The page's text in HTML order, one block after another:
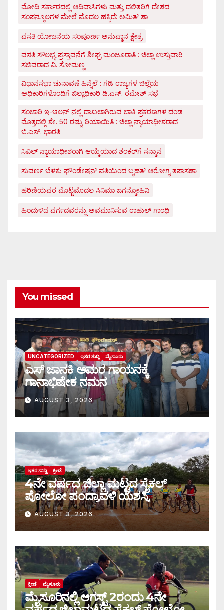
ಮೋದಿ ಸರ್ಕಾರದಲ್ಲಿ ಆದಿವಾಸಿಗಳು ಮತ್ತು ದಲಿತರಿಗೆ ದೇಶದ
ಸಂಪನ್ಮೂಲಗಳ ಮೇಲೆ ಮೊದಲ ಹಕ್ಕಿದೆ: ಅಮಿತ್ ಶಾ
ವಸತಿ ಯೋಜನೆಯ ಸಂಪೂರ್ಣ ಅನುಷ್ಠಾನ ಕ್ಷೇತ್ರ
ವಸತಿ ಸೌಲಭ್ಯ ಪ್ರಸ್ತಾವನೆಗೆ ಶೀಘ್ರ ಮಂಜೂರಾತಿ : ಜಿಲ್ಲಾ ಉಸ್ತುವಾರಿ
ಸಚಿವರಾದ ವಿ. ಸೋಮಣ್ಣ
ವಿಧಾನಸಭಾ ಚುನಾವಣೆ ಹಿನ್ನೆಲೆ : ಗಡಿ ರಾಜ್ಯಗಳ ಜಿಲ್ಲೆಯ
ಅಧಿಕಾರಿಗಳೊಂದಿಗೆ ಜಿಲ್ಲಾಧಿಕಾರಿ ಡಿ.ಎಸ್. ರಮೇಶ್ ಸಭೆ
ಸಂಚಾರಿ ಇ-ಚಲನ್ ನಲ್ಲಿ ದಾಖಲಾಗಿರುವ ಬಾಕಿ ಪ್ರಕರಣಗಳ ದಂಡ
ಮೊತ್ತದಲ್ಲಿ ಶೇ. 50 ರಷ್ಟು ರಿಯಾಯಿತಿ : ಜಿಲ್ಲಾ ನ್ಯಾಯಾಧೀಶರಾದ
ಬಿ.ಎಸ್. ಭಾರತಿ
ಸಿವಿಲ್ ನ್ಯಾಯಾಧೀಶರಾಗಿ ಆಯ್ಕೆಯಾದ ಶಂಕರ್‌ಗೆ ಸನ್ಮಾನ
ಸುವರ್ಣ ಬೆಳಕು ಫೌಂಡೇಷನ್ ವತಿಯಿಂದ ಬೃಹತ್ ಆರೋಗ್ಯ ತಪಾಸಣಾ
ಹರಿಣಿಯವರ ಮೊಟ್ಟಮೊದಲ ಸಿನಿಮಾ ಜಗನ್ಮೋಹಿನಿ
ಹಿಂದುಳಿದ ವರ್ಗದವರನ್ನು ಅವಮಾನಿಸುವ ರಾಹುಲ್ ಗಾಂಧಿ
You missed
UNCATEGORIZED ಇತರ ಸುದ್ದಿ ಮೈಸೂರು
ಎಸ್ ಜಾನಕಿ ಅಮರ ಗಾಯನಕ್ಕೆ
ಗಾನಾಭಿಷೇಕ ನಮನ
AUGUST 3, 2026
ಇತರ ಸುದ್ದಿ ಕ್ರೀಡೆ
4ನೇ ವರ್ಷದ ಜಿಲ್ಲಾ ಮಟ್ಟದ ಸೈಕಲ್
ಪೋಲೋ ಪಂದ್ಯಾವಳಿ ಯಶಸ್ವಿ
AUGUST 3, 2026
ಕ್ರೀಡೆ ಮೈಸೂರು
ಮೈಸೂರಿನಲ್ಲಿ ಆಗಸ್ಟ್‌ 2ರಂದು 4ನೇ